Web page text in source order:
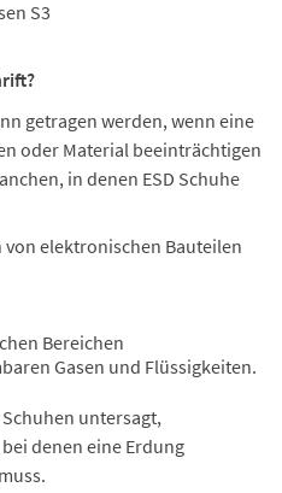
S3
getragen werden, wenn eine
oder Material beeinträchtigen
in denen ESD Schuhe
elektronischen Bauteilen
Bereichen
Gasen und Flüssigkeiten.
untersagt,
denen eine Erdung